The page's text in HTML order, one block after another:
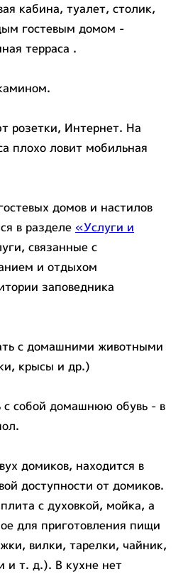
кабина, туалет, столик,
гостевым домом -
терраса .
розетки, Интернет. На
плохо ловит мобильная
домов и настилов
в разделе «Услуги и
связанные с
и отдыхом
заповедника
с домашними животными
крысы и др.)
с собой домашнюю обувь - в
домиков, находится в
доступности от домиков.
с духовкой, мойка, а
для приготовления пищи
вилки, тарелки, чайник,
и т. д.). В кухне нет